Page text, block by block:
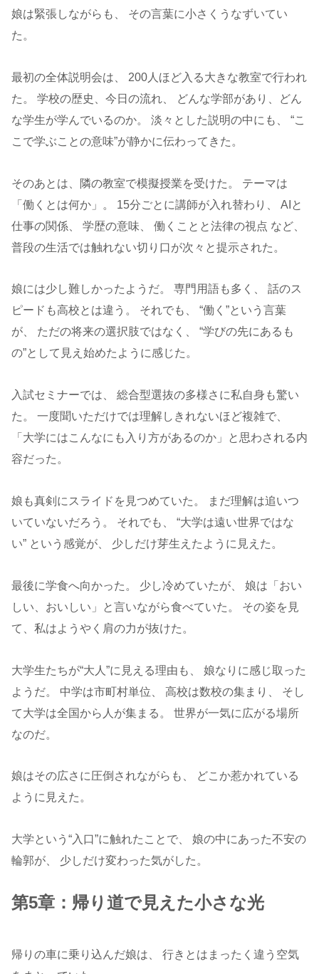
娘は緊張しながらも、 その言葉に小さくうなずいてい
た。
最初の全体説明会は、 200人ほど入る大きな教室で行われ
た。 学校の歴史、今日の流れ、 どんな学部があり、どん
な学生が学んでいるのか。 淡々とした説明の中にも、 “こ
こで学ぶことの意味”が静かに伝わってきた。
そのあとは、隣の教室で模擬授業を受けた。 テーマは
「働くとは何か」。 15分ごとに講師が入れ替わり、 AIと
仕事の関係、 学歴の意味、 働くことと法律の視点 など、
普段の生活では触れない切り口が次々と提示された。
娘には少し難しかったようだ。 専門用語も多く、 話のス
ピードも高校とは違う。 それでも、 “働く”という言葉
が、 ただの将来の選択肢ではなく、 “学びの先にあるも
の”として見え始めたように感じた。
入試セミナーでは、 総合型選抜の多様さに私自身も驚い
た。 一度聞いただけでは理解しきれないほど複雑で、
「大学にはこんなにも入り方があるのか」と思わされる内
容だった。
娘も真剣にスライドを見つめていた。 まだ理解は追いつ
いていないだろう。 それでも、 “大学は遠い世界ではな
い” という感覚が、 少しだけ芽生えたように見えた。
最後に学食へ向かった。 少し冷めていたが、 娘は「おい
しい、おいしい」と言いながら食べていた。 その姿を見
て、私はようやく肩の力が抜けた。
大学生たちが“大人”に見える理由も、 娘なりに感じ取った
ようだ。 中学は市町村単位、 高校は数校の集まり、 そし
て大学は全国から人が集まる。 世界が一気に広がる場所
なのだ。
娘はその広さに圧倒されながらも、 どこか惹かれている
ように見えた。
大学という“入口”に触れたことで、 娘の中にあった不安の
輪郭が、 少しだけ変わった気がした。
第5章：帰り道で見えた小さな光
帰りの車に乗り込んだ娘は、 行きとはまったく違う空気